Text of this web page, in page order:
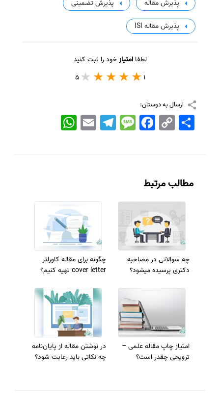
پذیرش مقاله پذیرش تضمینی
پذیرش مقاله ISI
لطفاامتیازخود را ثبت کنید
1
5
ارسال به دوستان:
WhatsApp EmailTelegramMessageFacebook Copy
Link
اشتراک
مطالب مرتبط
چه سوالاتی در مصاحبه
دکتری پرسیده میشود؟
چگونه برای مقاله کاورلتر
cover letter تهیه کنیم؟
امتیاز چاپ مقاله علمی –
ترویجی چقدر است؟
در نوشتن مقاله از پایان‌نامه
چه نکاتی باید رعایت شود؟